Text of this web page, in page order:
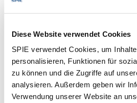
Diese Website verwendet Cookies
SPIE verwendet Cookies, um
personalisieren, Funktionen für
zu können und die Zugriffe auf
analysieren. Außerdem geben wir
Verwendung unserer Website an
Vorteilhaft wären
Mittelspannungsanlagen
Serviceorientiertes Auftreten,
verantwortungsbewusste
Arbeitsweise
Führerschein der Klasse B
mindestens B2
We Offer: